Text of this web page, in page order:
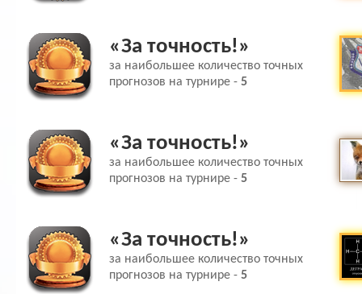
«За точность!»
за наибольшее количество точных
прогнозов на турнире - 5
«За точность!»
за наибольшее количество точных
прогнозов на турнире - 5
«За точность!»
за наибольшее количество точных
прогнозов на турнире - 5